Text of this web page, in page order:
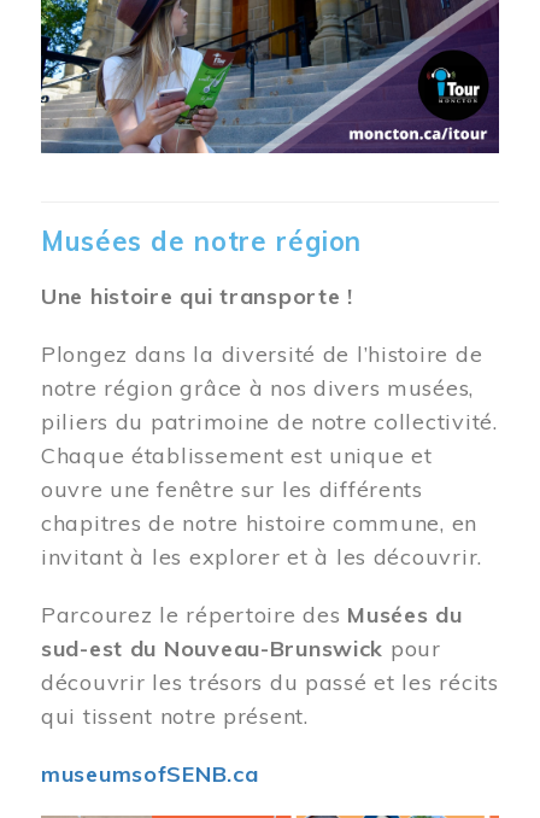
Musées de notre région
Une histoire qui transporte !
Plongez dans la diversité de l’histoire de
notre région grâce à nos divers musées,
piliers du patrimoine de notre collectivité.
Chaque établissement est unique et
ouvre une fenêtre sur les différents
chapitres de notre histoire commune, en
invitant à les explorer et à les découvrir.
Parcourez le répertoire des Musées du
sud-est du Nouveau-Brunswick pour
découvrir les trésors du passé et les récits
qui tissent notre présent.
museumsofSENB.ca